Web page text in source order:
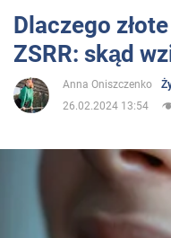
Sport
Rozrywka
Dlaczego
ZSRR: skąd
Anna Oniszczenko
26.02.2024 13:54